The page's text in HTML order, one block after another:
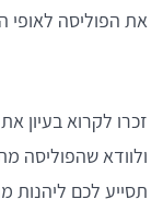
את הפוליסה לאופי
זכרו לקרוא בעיון
ולוודא שהפוליסה
תסייע לכם